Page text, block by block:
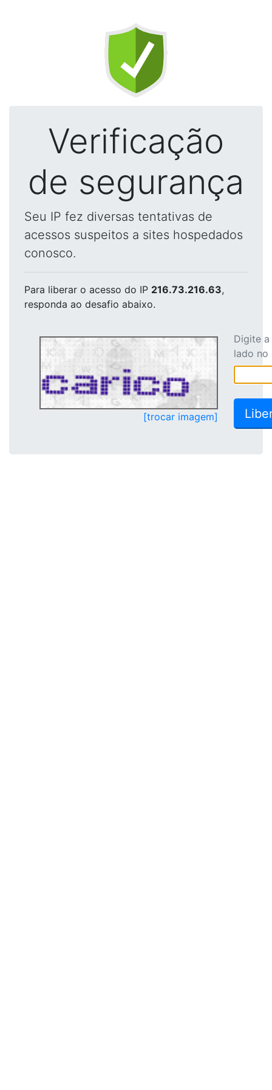
Verificação
de segurança
Seu IP fez diversas tentativas de
acessos suspeitos a sites hospedados
conosco.
Para liberar o acesso do IP 216.73.216.63,
responda ao desafio abaixo.
[trocar imagem]
Digite
lado no